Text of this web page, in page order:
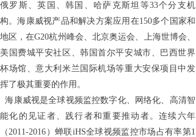
俄罗斯、英国、韩国、哈萨克斯坦等33个分支机
构。海康威视产品和解决方案应用在150多个国家和
地区，在G20杭州峰会、北京奥运会、上海世博会、
美国费城平安社区、韩国首尔平安城市、巴西世界
杯场馆、意大利米兰国际机场等重大安保项目中发
挥了极其重要的作用。
海康威视是全球视频监控数字化、网络化、高清智
能化的见证者、践行者和重要推动者。连续六年
（2011-2016）蝉联iHS全球视频监控市场占有率第1